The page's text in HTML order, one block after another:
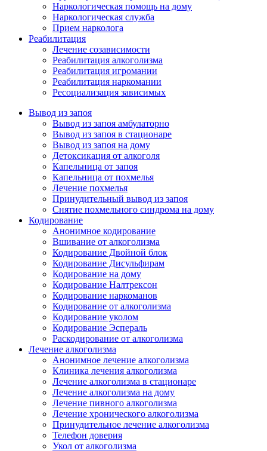
Наркологическая помощь на дому
Наркологическая служба
Прием нарколога
Реабилитация
Лечение созависимости
Реабилитация алкоголизма
Реабилитация игромании
Реабилитация наркомании
Ресоциализация зависимых
Вывод из запоя
Вывод из запоя амбулаторно
Вывод из запоя в стационаре
Вывод из запоя на дому
Детоксикация от алкоголя
Капельница от запоя
Капельница от похмелья
Лечение похмелья
Принудительный вывод из запоя
Снятие похмельного синдрома на дому
Кодирование
Анонимное кодирование
Вшивание от алкоголизма
Кодирование Двойной блок
Кодирование Дисульфирам
Кодирование на дому
Кодирование Налтрексон
Кодирование наркоманов
Кодирование от алкоголизма
Кодирование уколом
Кодирование Эспераль
Раскодирование от алкоголизма
Лечение алкоголизма
Анонимное лечение алкоголизма
Клиника лечения алкоголизма
Лечение алкоголизма в стационаре
Лечение алкоголизма на дому
Лечение пивного алкоголизма
Лечение хронического алкоголизма
Принудительное лечение алкоголизма
Телефон доверия
Укол от алкоголизма